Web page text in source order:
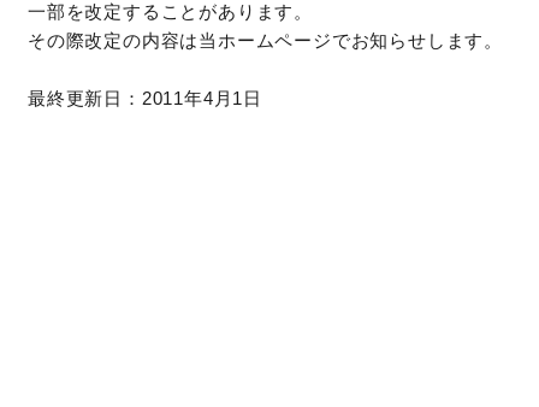
一部を改定することがあります。
その際改定の内容は当ホームページでお知らせします。
最終更新日：2011年4月1日